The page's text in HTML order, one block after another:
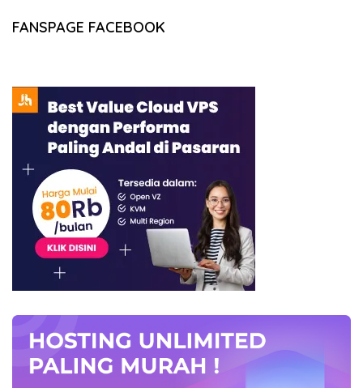
FANSPAGE FACEBOOK